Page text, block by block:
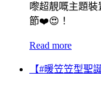
嚟超靚嘅主題
節❤️😍！
Read more
【#暖笠笠型聖